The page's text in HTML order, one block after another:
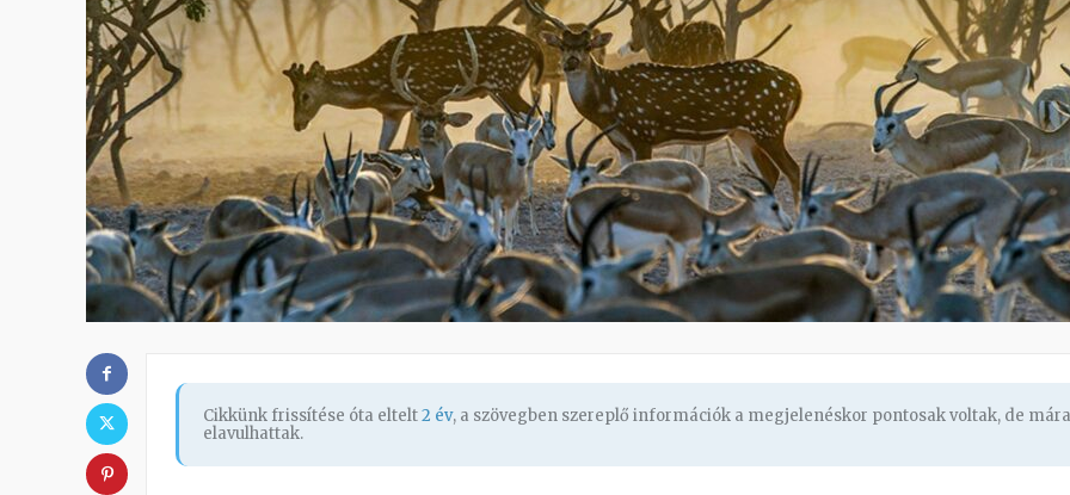
Cikkünk frissítése óta eltelt2 év, a szövegben szereplő információk a megjelenéskor pontosak voltak, de mára
elavulhattak.